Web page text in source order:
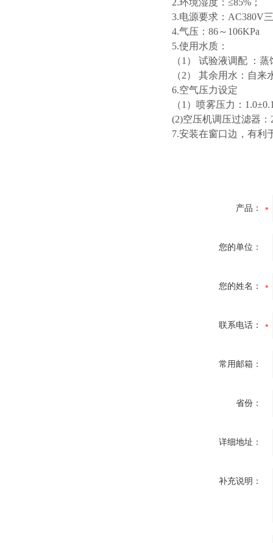
2.环境湿度：≤85%；
3.电源要求：AC380V
4.气压：86～106KPa
5.使用水质：
（1） 试验液调配 ：
（2） 其余用水：自来
6.空气压力设定
（1）喷雾压力：
(2)空压机调压过滤器：
7.安装在窗口边，有利
产品：
您的单位：
您的姓名：
联系电话：
常用邮箱：
省份：
详细地址：
补充说明：